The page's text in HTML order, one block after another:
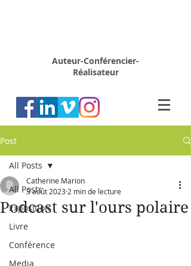
Auteur-Conférencier-
Réalisateur
Post
All Posts
Exposition
Livre
Conférence
Media
All Posts
Podcast sur l'ours polaire
Catherine Marion
3 août 2023 2 min de lecture